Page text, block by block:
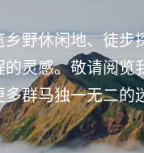
乡野休闲地、徒步
的灵感。敬请阅览
多群马独一无二的